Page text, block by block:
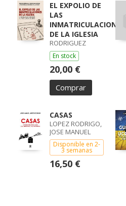
EL EXPOLIO DE
LAS
INMATRICULACIONES
DE LA IGLESIA
RODRIGUEZ
En stock
20,00 €
Comprar
CASAS
LOPEZ RODRIGO,
JOSE MANUEL
Disponible en 2-
3 semanas
16,50 €